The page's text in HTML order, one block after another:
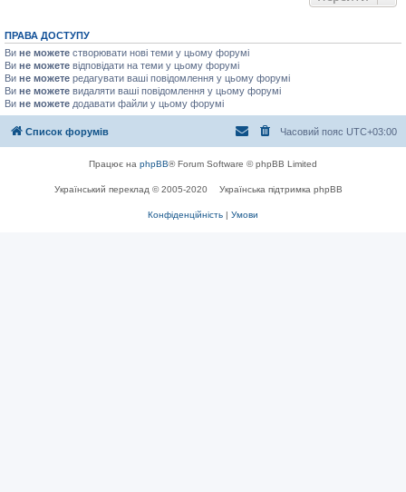
ПРАВА ДОСТУПУ
Ви не можете створювати нові теми у цьому форумі
Ви не можете відповідати на теми у цьому форумі
Ви не можете редагувати ваші повідомлення у цьому форумі
Ви не можете видаляти ваші повідомлення у цьому форумі
Ви не можете додавати файли у цьому форумі
Список форумів Часовий пояс UTC+03:00
Працює на phpBB® Forum Software © phpBB Limited
Український переклад © 2005-2020 Українська підтримка phpBB
Конфіденційність | Умови